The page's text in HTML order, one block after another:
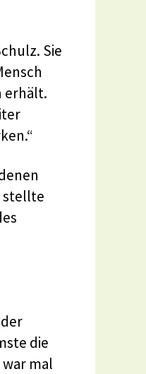
Sie
erhält.
stellte
die
mal